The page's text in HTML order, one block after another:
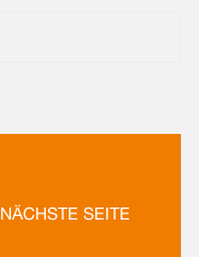
NÄCHSTE SEITE